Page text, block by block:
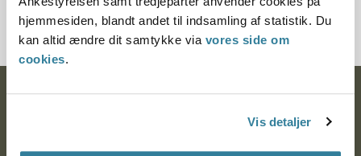
hjemmesiden, blandt andet til indsamling af statistik. Du
kan altid ændre dit samtykke via vores side om
cookies.
Vis detaljer
at der foreligger oplysninger om, at der er en reel mulighed
herfor. I den konkrete sag var dette ikke tilfældet.